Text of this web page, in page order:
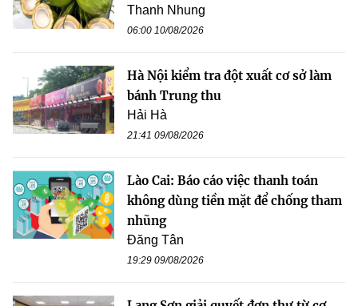
Thanh Nhung
06:00 10/08/2026
Hà Nội kiểm tra đột xuất cơ sở làm
bánh Trung thu
Hải Hà
21:41 09/08/2026
Lào Cai: Báo cáo việc thanh toán
không dùng tiền mặt để chống tham
nhũng
Đăng Tân
19:29 09/08/2026